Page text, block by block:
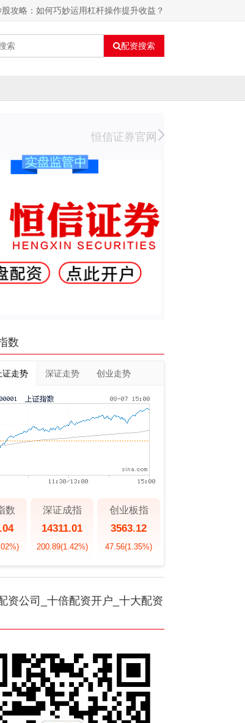
攻略：如何巧妙运用杠杆操作提升收益？
配资搜索
恒信证券官网
数
证走势 深证走势 创业走势
数 深证成指
14311.01
200.89(1.42%)
创业板指
3563.12
47.56(1.35%)
资公司_十倍配资开户_十大配资